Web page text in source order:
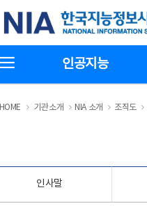
한국지능정보사회진흥원
인공지능
HOME >
기관소개 >NIA 소개 >
조직도
인사말